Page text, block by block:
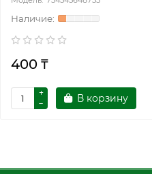
400 ₸
В корзину